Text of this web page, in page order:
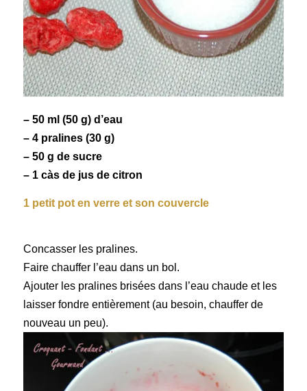
– 50 ml (50 g) d’eau
– 4 pralines (30 g)
– 50 g de sucre
– 1 càs de jus de citron
1 petit pot en verre et son couvercle
Concasser les pralines.
Faire chauffer l’eau dans un bol.
Ajouter les pralines brisées dans l’eau chaude et les
laisser fondre entièrement (au besoin, chauffer de
nouveau un peu).